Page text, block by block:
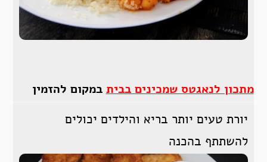
מתכון לנאגטס שמכינים בבית במקום להזמין
יורת טעים יותר בריא והילדים יכולים
להשתתף בהכנה